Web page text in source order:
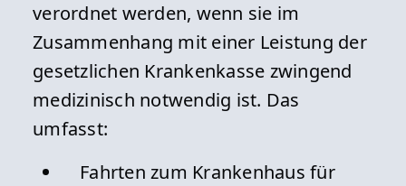
verordnet werden, wenn sie im
Zusammenhang mit einer Leistung der
gesetzlichen Krankenkasse zwingend
medizinisch notwendig ist. Das
umfasst:
Fahrten zum Krankenhaus für